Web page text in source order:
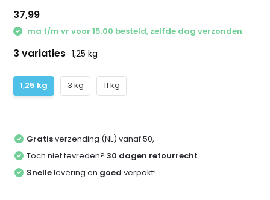
37,99
ma t/m vr voor 15:00 besteld, zelfde dag verzonden
3 variaties 1,25 kg
1,25 kg 3 kg 11 kg
Gratisverzending (NL) vanaf 50,-
Toch niet tevreden?30 dagen retourrecht
Snellelevering en goed verpakt!